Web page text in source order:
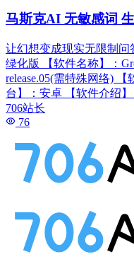
马斯克AI 无敏感词
让幻想变成现实无限制
绿化版 【软件名称】：
release.05(需特殊网络)
台】：安卓 【软件介绍
706站长
76